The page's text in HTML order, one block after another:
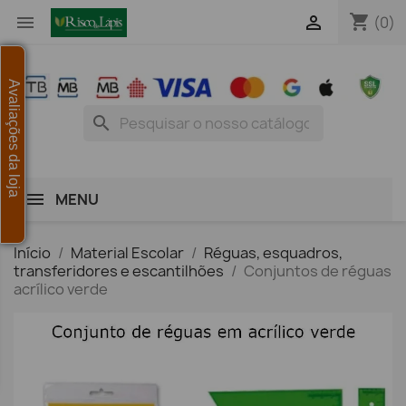
 shopping_cart (0)

search
MENU
Início Material Escolar
Réguas, esquadros,
transferidores e escantilhões
Conjuntos de réguas
acrílico verde
Avaliações da loja